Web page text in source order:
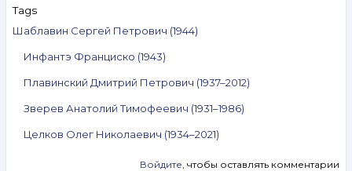
Tags
Шаблавин Сергей Петрович (1944)
Инфантэ Франциско (1943)
Плавинский Дмитрий Петрович (1937–2012)
Зверев Анатолий Тимофеевич (1931–1986)
Целков Олег Николаевич (1934–2021)
Войдите , чтобы оставлять комментарии